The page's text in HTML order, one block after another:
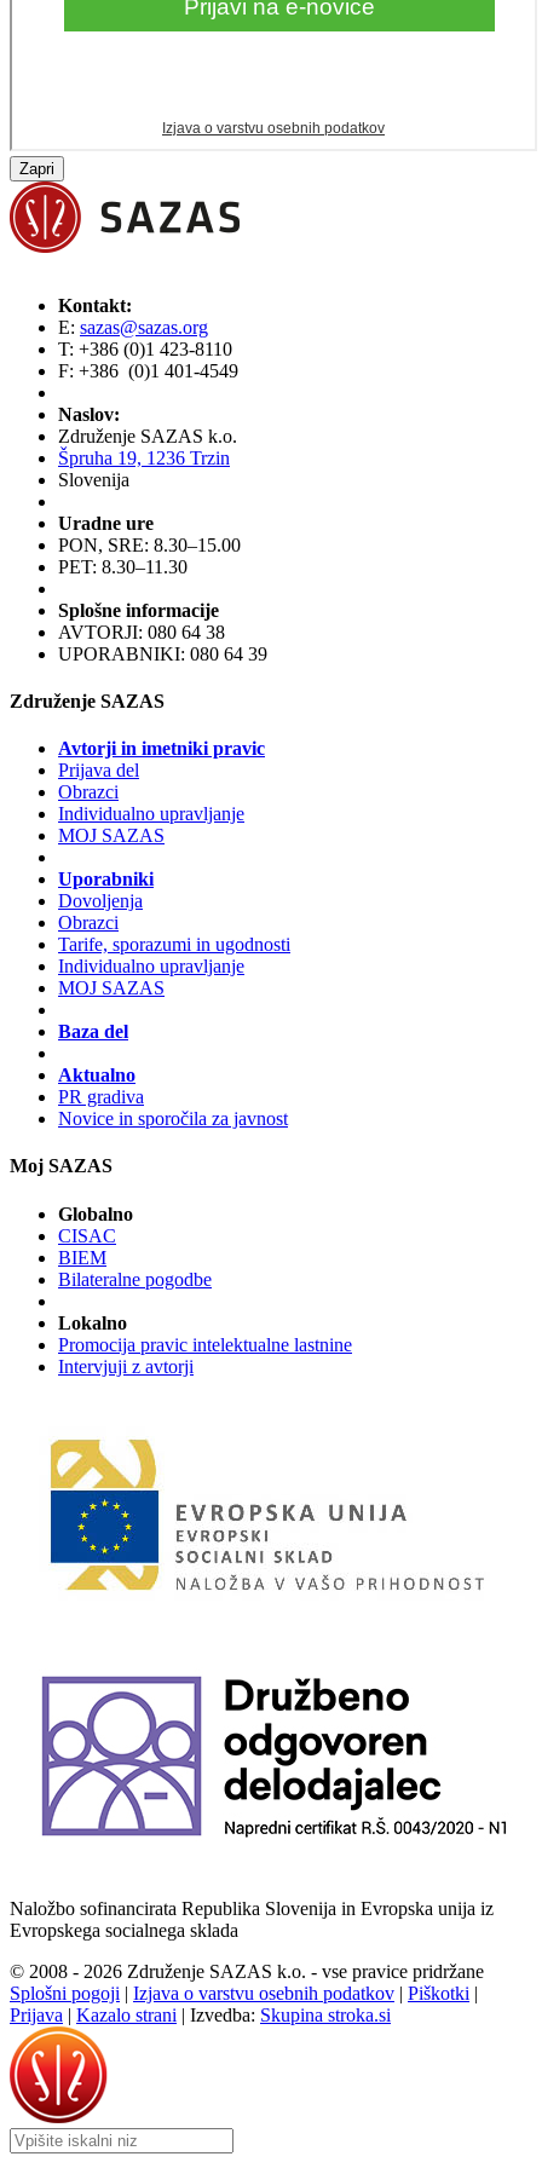
Zapri
Kontakt:
E: sazas@sazas.org
T: +386 (0)1 423-8110
F: +386 (0)1 401-4549
Naslov:
Združenje SAZAS k.o.
Špruha 19, 1236 Trzin
Slovenija
Uradne ure
PON, SRE: 8.30–15.00
PET: 8.30–11.30
Splošne informacije
AVTORJI: 080 64 38
UPORABNIKI: 080 64 39
Združenje SAZAS
Avtorji in imetniki pravic
Prijava del
Obrazci
Individualno upravljanje
MOJ SAZAS
Uporabniki
Dovoljenja
Obrazci
Tarife, sporazumi in ugodnosti
Individualno upravljanje
MOJ SAZAS
Baza del
Aktualno
PR gradiva
Novice in sporočila za javnost
Moj SAZAS
Globalno
CISAC
BIEM
Bilateralne pogodbe
Lokalno
Promocija pravic intelektualne lastnine
Intervjuji z avtorji
Naložbo sofinancirata Republika Slovenija in Evropska unija iz
Evropskega socialnega sklada
© 2008 - 2026 Združenje SAZAS k.o. - vse pravice pridržane
Splošni pogoji | Izjava o varstvu osebnih podatkov | Piškotki |
Prijava | Kazalo strani | Izvedba: Skupina stroka.si